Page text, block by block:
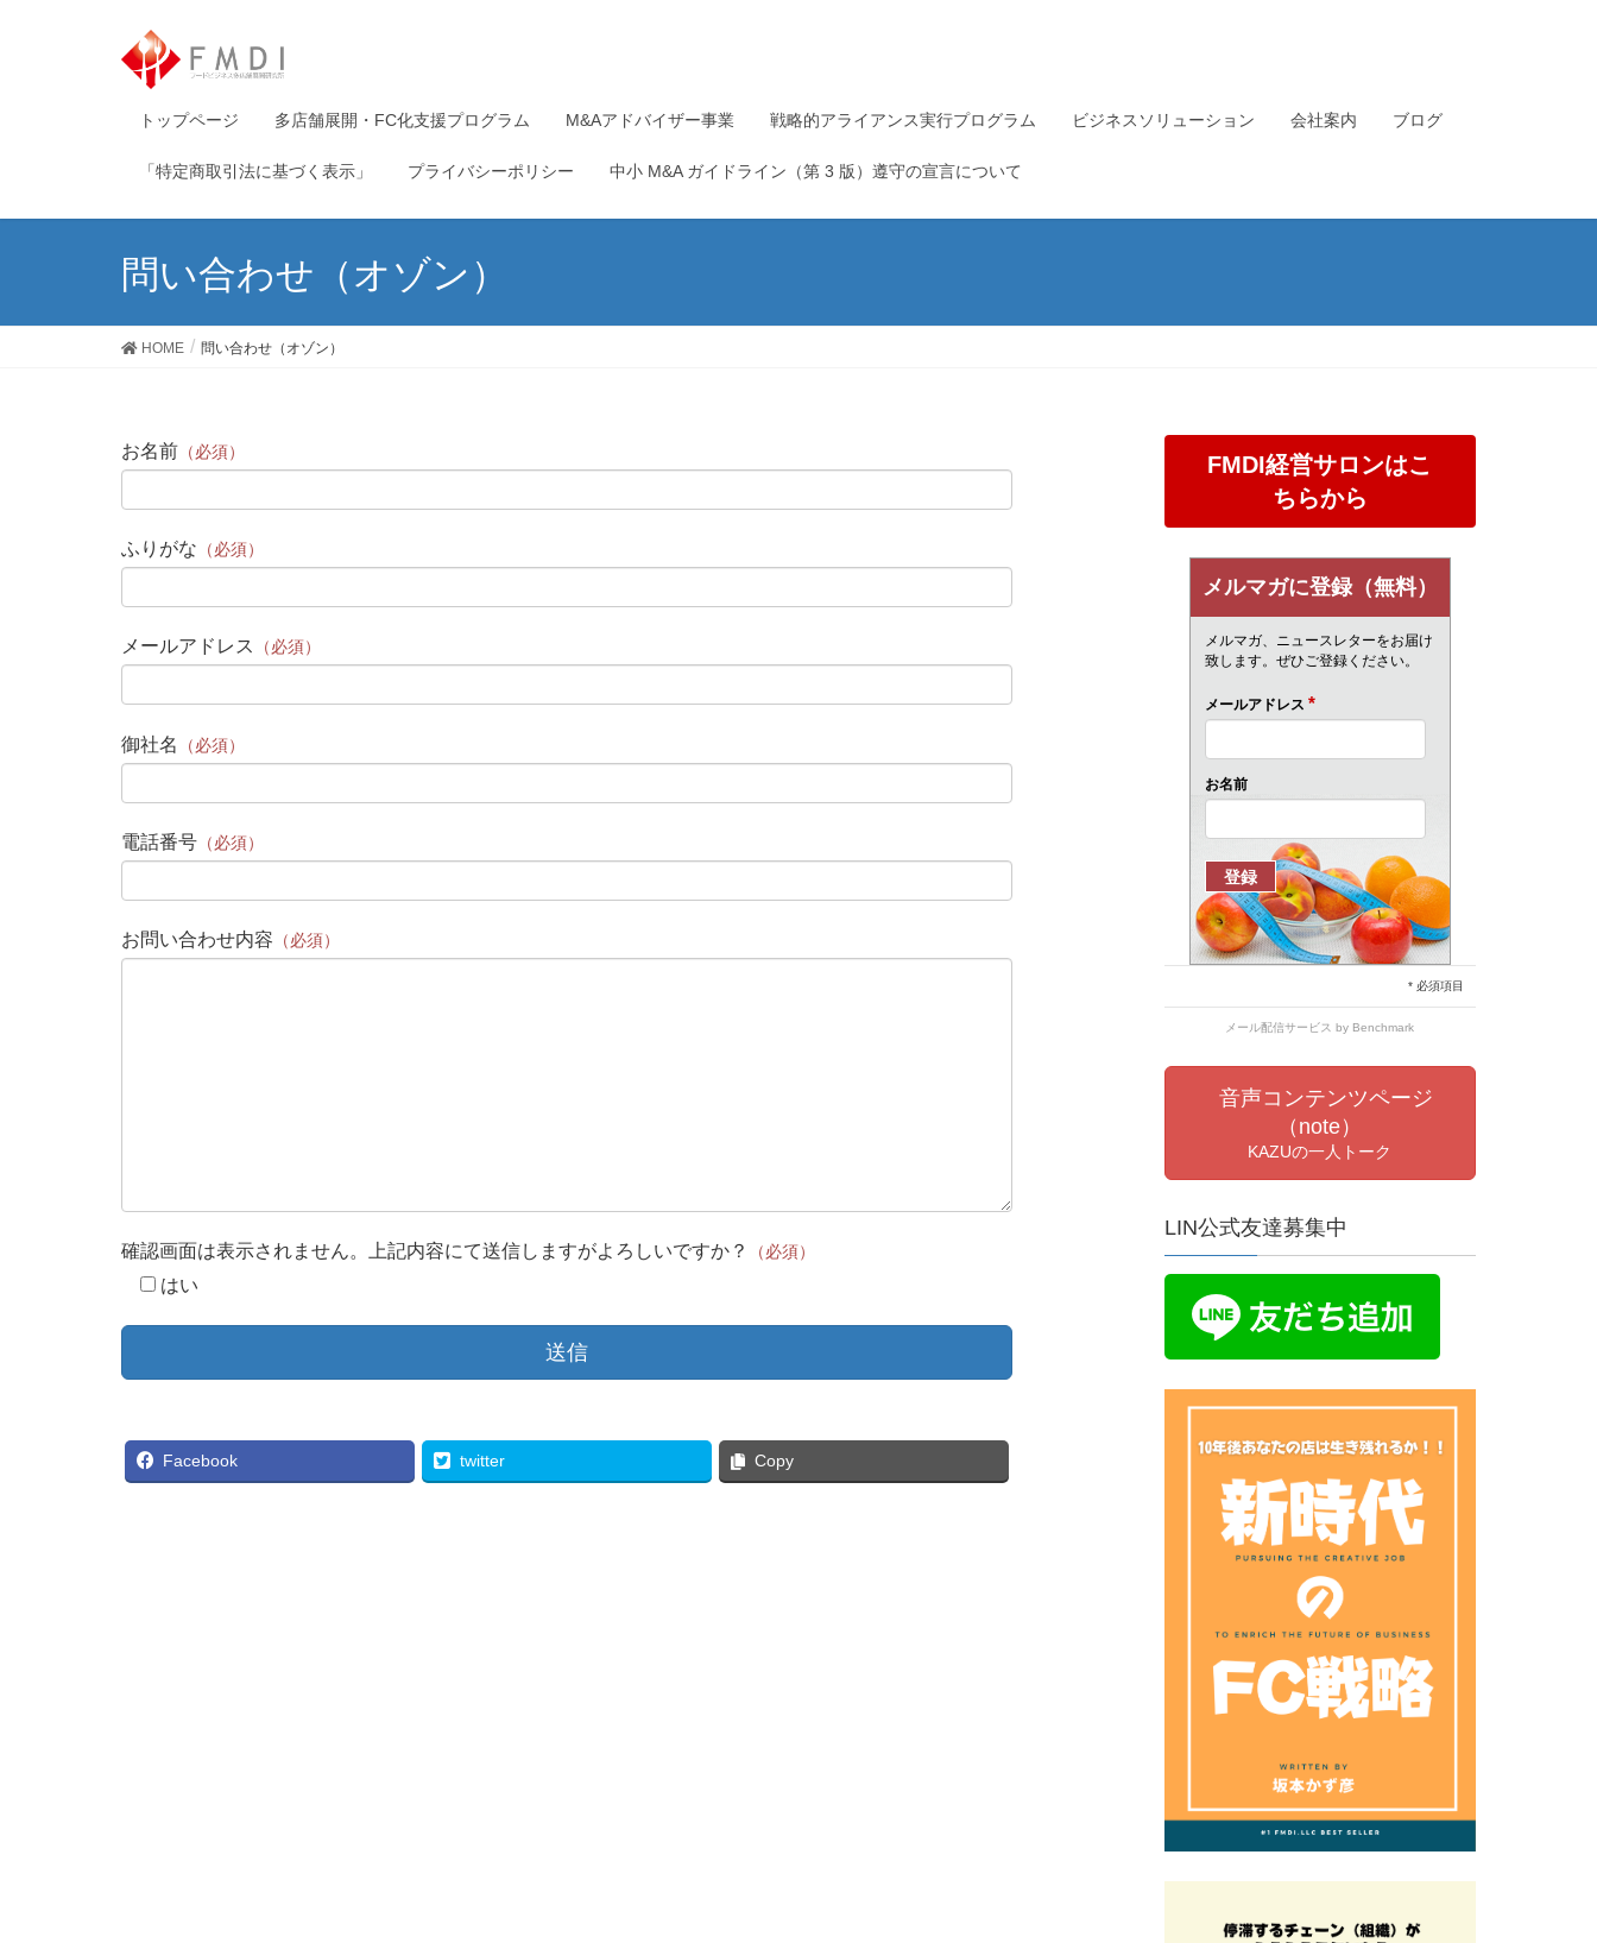
トップページ 多店舗展開・FC化支援プログラム M&Aアドバイザー事業 戦略的アライアンス実行プログラム ビジネスソリューション 会社案内 ブログ
「特定商取引法に基づく表示」 プライバシーポリシー 中小 M&A ガイドライン（第 3 版）遵守の宣言について
問い合わせ（オゾン）
HOME 問い合わせ（オゾン）
お名前 （必須）
ふりがな （必須）
メールアドレス （必須）
御社名 （必須）
電話番号 （必須）
お問い合わせ内容 （必須）
確認画面は表示されません。上記内容にて送信しますがよろしいですか？ （必須）
はい
Facebook twitter Copy
FMDI経営サロンはこ
ちらから
メルマガに登録（無料）
メルマガ、ニュースレターをお届け
致します。ぜひご登録ください。
メールアドレス *
お名前
* 必須項目
メール配信サービス by Benchmark
音声コンテンツページ
（note）
KAZUの一人トーク
LIN公式友達募集中